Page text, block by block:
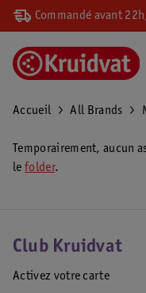
Commandé avant
Accueil All Brands
Temporairement, aucun
le folder.
Club Kruidvat
Activez votre carte